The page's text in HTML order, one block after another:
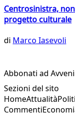
Centrosinistra,
progetto culturale
di Marco Iasevoli
Abbonati ad
Sezioni del sito
HomeAttualità
Commenti